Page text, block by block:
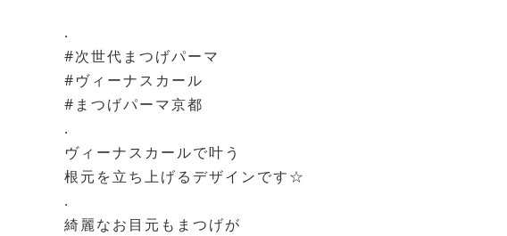
.
#次世代まつげパーマ
#ヴィーナスカール
#まつげパーマ京都
.
ヴィーナスカールで叶う
根元を立ち上げるデザインです☆
.
綺麗なお目元もまつげが